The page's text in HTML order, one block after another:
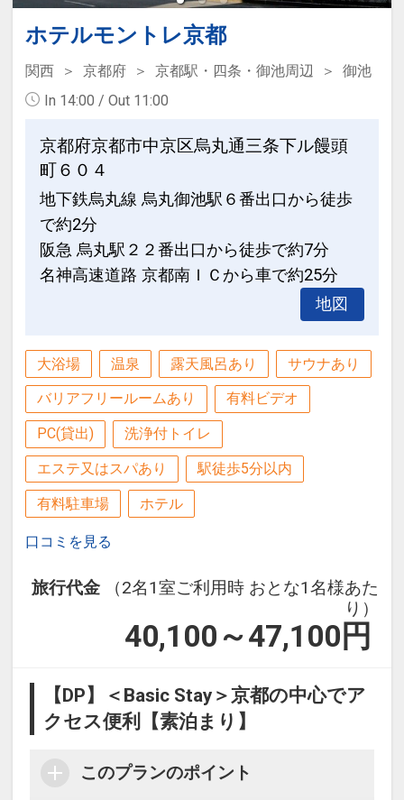
ホテルモントレ京都
関西 京都府 京都駅・四条・御池周辺
御池
In 14:00 / Out 11:00
京都府京都市中京区烏丸通三条下ル饅頭
町６０４
地下鉄烏丸線 烏丸御池駅６番出口から徒歩
で約2分
阪急 烏丸駅２２番出口から徒歩で約7分
名神高速道路 京都南ＩＣから車で約25分
地図
大浴場 温泉 露天風呂あり サウナあり
バリアフリールームあり 有料ビデオ
PC(貸出) 洗浄付トイレ
エステ又はスパあり 駅徒歩5分以内
有料駐車場 ホテル
口コミを見る
旅行代金
（2名1室ご利用時 おとな1名様あた
り）
40,100～47,100 円
【DP】＜Basic Stay＞京都の中心でア
クセス便利【素泊まり】
このプランのポイント